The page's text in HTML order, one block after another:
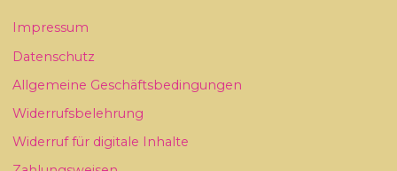
Impressum
Datenschutz
Allgemeine Geschäftsbedingungen
Widerrufsbelehrung
Widerruf für digitale Inhalte